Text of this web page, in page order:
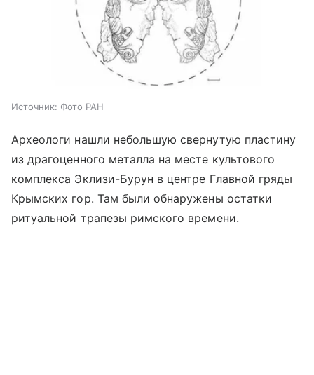
Источник: Фото РАН
Археологи нашли небольшую свернутую пластину
из драгоценного металла на месте культового
комплекса Эклизи-Бурун в центре Главной гряды
Крымских гор. Там были обнаружены остатки
ритуальной трапезы римского времени.